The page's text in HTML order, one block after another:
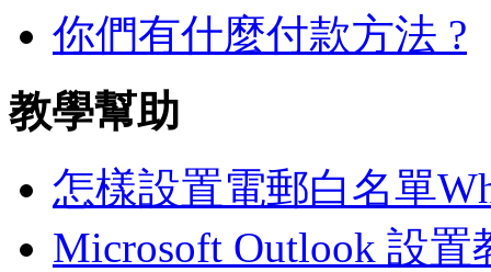
你們有什麼付款方法 ?
教學幫助
怎樣設置電郵白名單
Microsoft Outlook 設置